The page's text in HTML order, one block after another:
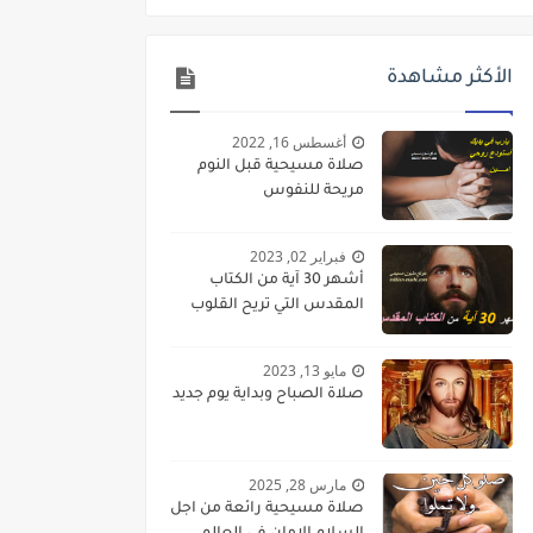
الأكثر مشاهدة
أغسطس 16, 2022
صلاة مسيحية قبل النوم
مريحة للنفوس
فبراير 02, 2023
أشهر 30 آية من الكتاب
المقدس التي تريح القلوب
مايو 13, 2023
صلاة الصباح وبداية يوم جديد
مارس 28, 2025
صلاة مسيحية رائعة من اجل